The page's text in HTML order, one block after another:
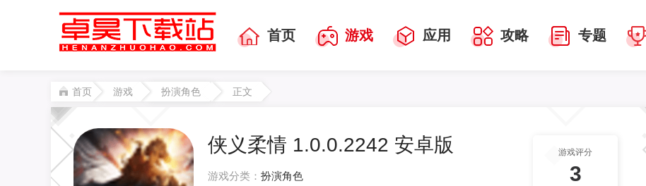
首页 游戏 应用 攻略 专题
首页 游戏 扮演角色 正文
侠义柔情 1.0.0.2242 安卓版
游戏分类： 扮演角色
游戏评分
3